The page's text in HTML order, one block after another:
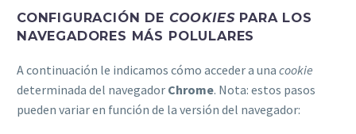
CONFIGURACIÓN DE COOKIESPARA LOS
NAVEGADORES MÁS POLULARES
A continuación le indicamos cómo acceder a una cookie
determinada del navegador Chrome. Nota: estos pasos
pueden variar en función de la versión del navegador: